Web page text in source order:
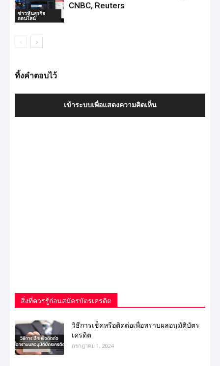
ข่าวหุ้นธุรกิจ
ออนไลน์
CNBC, Reuters
ทิ้งคำตอบไว้
เข้าระบบเพื่อแสดงความคิดเห็น
สิ่งที่ควรรู้ก่อนสมัครบัตรเครดิต
วิธีการเช็คหรือติดต่อเพื่อทราบผลอนุมัติบัตร
เครดิต
กรกฎาคม 1, 2024